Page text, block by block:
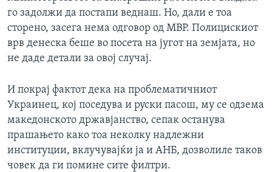
го задолжи да постапи веднаш. Но, дали е тоа
сторено, засега нема одговор од МВР. Полицискиот
врв денеска беше во посета на југот на земјата, но
не даде детали за овој случај.
И покрај фактот дека на проблематичниот
Украинец, кој поседува и руски пасош, му се одзема
македонското државјанство, сепак останува
прашањето како тоа неколку надлежни
институции, вклучувајќи ја и АНБ, дозволиле таков
човек да ги помине сите филтри.